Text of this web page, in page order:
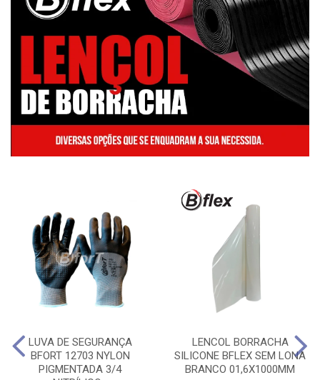
LUVA DE SEGURANÇA
BFORT 12703 NYLON
PIGMENTADA 3/4
LENCOL BORRACHA
SILICONE BFLEX SEM LONA
BRANCO 01,6X1000MM